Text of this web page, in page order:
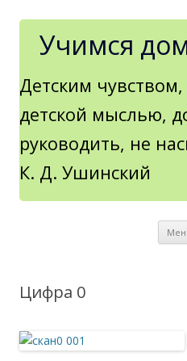
Учимся
Детским
детской мыслью,
руководить, не
К. Д. Ушинский
Цифра 0